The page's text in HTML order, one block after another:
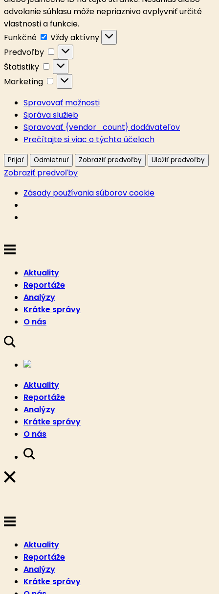
odvolanie súhlasu môže nepriaznivo ovplyvniť určité
vlastnosti a funkcie.
Funkčné
Funkčné
Vždy aktívny
Predvoľby
Predvoľby
Štatistiky
Štatistiky
Marketing
Marketing
Spravovať možnosti
Správa služieb
Spravovať {vendor_count} dodávateľov
Prečítajte si viac o týchto účeloch
Prijať Odmietnuť Zobraziť predvoľby Uložiť predvoľby
Zobraziť predvoľby
Zásady používania súborov cookie
Aktuality
Reportáže
Analýzy
Krátke správy
O nás
Aktuality
Reportáže
Analýzy
Krátke správy
O nás
Aktuality
Reportáže
Analýzy
Krátke správy